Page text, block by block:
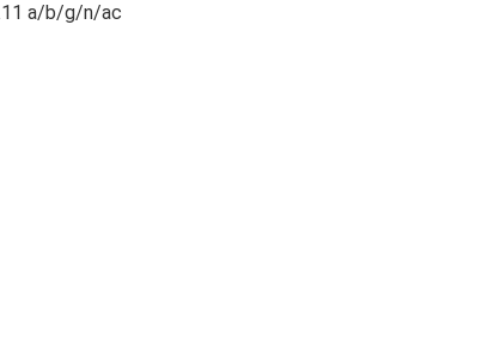
a/b/g/n/ac